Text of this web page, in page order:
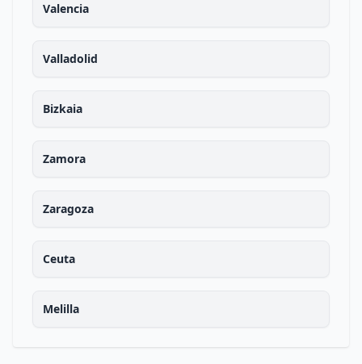
Valencia
Valladolid
Bizkaia
Zamora
Zaragoza
Ceuta
Melilla